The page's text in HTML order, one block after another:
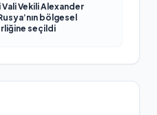
Vekili Alexander
bölgesel
seçildi